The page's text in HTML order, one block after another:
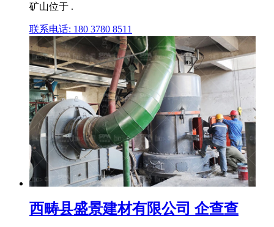
矿山位于 .
联系电话: 180 3780 8511
西畴县盛景建材有限公司 企查查